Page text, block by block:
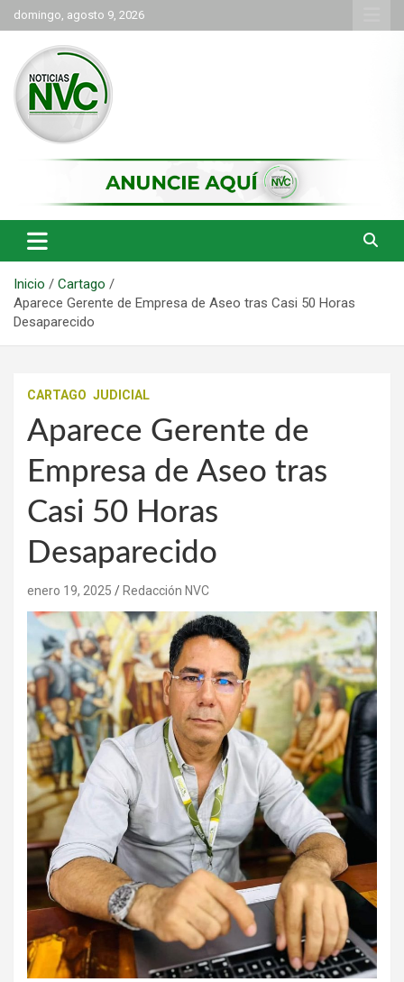
Saltar
al
contenido
domingo, agosto 9, 2026
NVC Noticias
Inicio
Cartago
Aparece Gerente de Empresa de Aseo tras Casi 50 Horas
Desaparecido
CARTAGO JUDICIAL
Aparece Gerente de
Empresa de Aseo tras
Casi 50 Horas
Desaparecido
enero 19, 2025 Redacción NVC